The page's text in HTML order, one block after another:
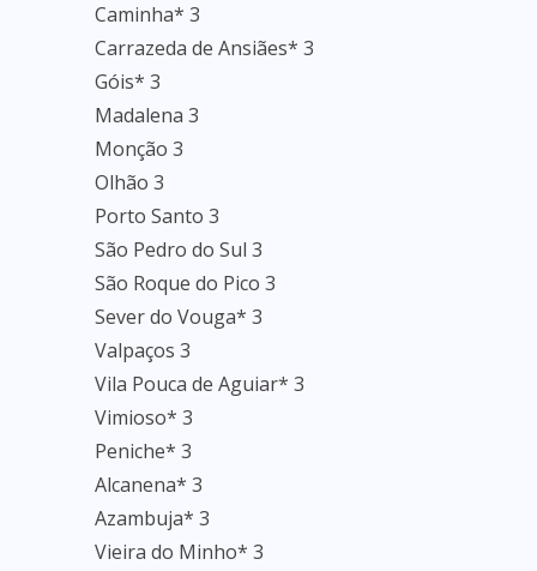
Caminha* 3
Carrazeda de Ansiães* 3
Góis* 3
Madalena 3
Monção 3
Olhão 3
Porto Santo 3
São Pedro do Sul 3
São Roque do Pico 3
Sever do Vouga* 3
Valpaços 3
Vila Pouca de Aguiar* 3
Vimioso* 3
Peniche* 3
Alcanena* 3
Azambuja* 3
Vieira do Minho* 3